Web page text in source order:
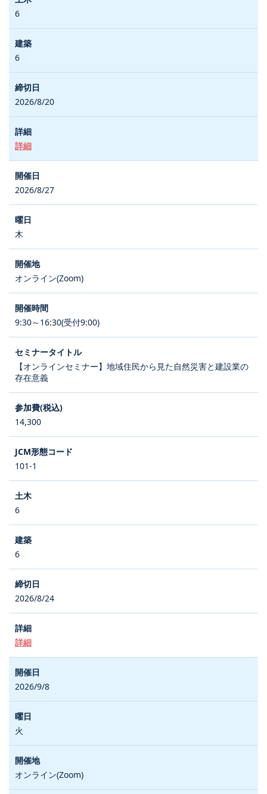
6
6
2026/8/20
詳細
2026/8/27
木
オンライン(Zoom)
9:30～16:30(受付9:00)
【オンラインセミナー】地域住民から見た自然災害と建設業の
存在意義
14,300
101-1
6
6
2026/8/24
詳細
2026/9/8
火
オンライン(Zoom)